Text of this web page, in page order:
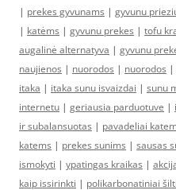
| prekes gyvunams | gyvunu
| katėms | gyvunu prekes | tofu
augalinė alternatyva | gyvunu
naujienos | nuorodos | nuorodos |
itaka | itaka sunu isvaizdai | sunu
internetu | geriausia parduotuve |
ir subalansuotas | pavadeliai
katems | prekes sunims | sausas
ismokyti | ypatingas kraikas |
kaip issirinkti | polikarbonatiniai